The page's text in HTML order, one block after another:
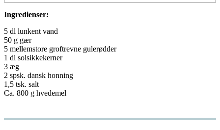
Ingredienser:
5 dl lunkent vand
50 g gær
5 mellemstore groftrevne gulerødder
1 dl solsikkekerner
3 æg
2 spsk. dansk honning
1,5 tsk. salt
Ca. 800 g hvedemel